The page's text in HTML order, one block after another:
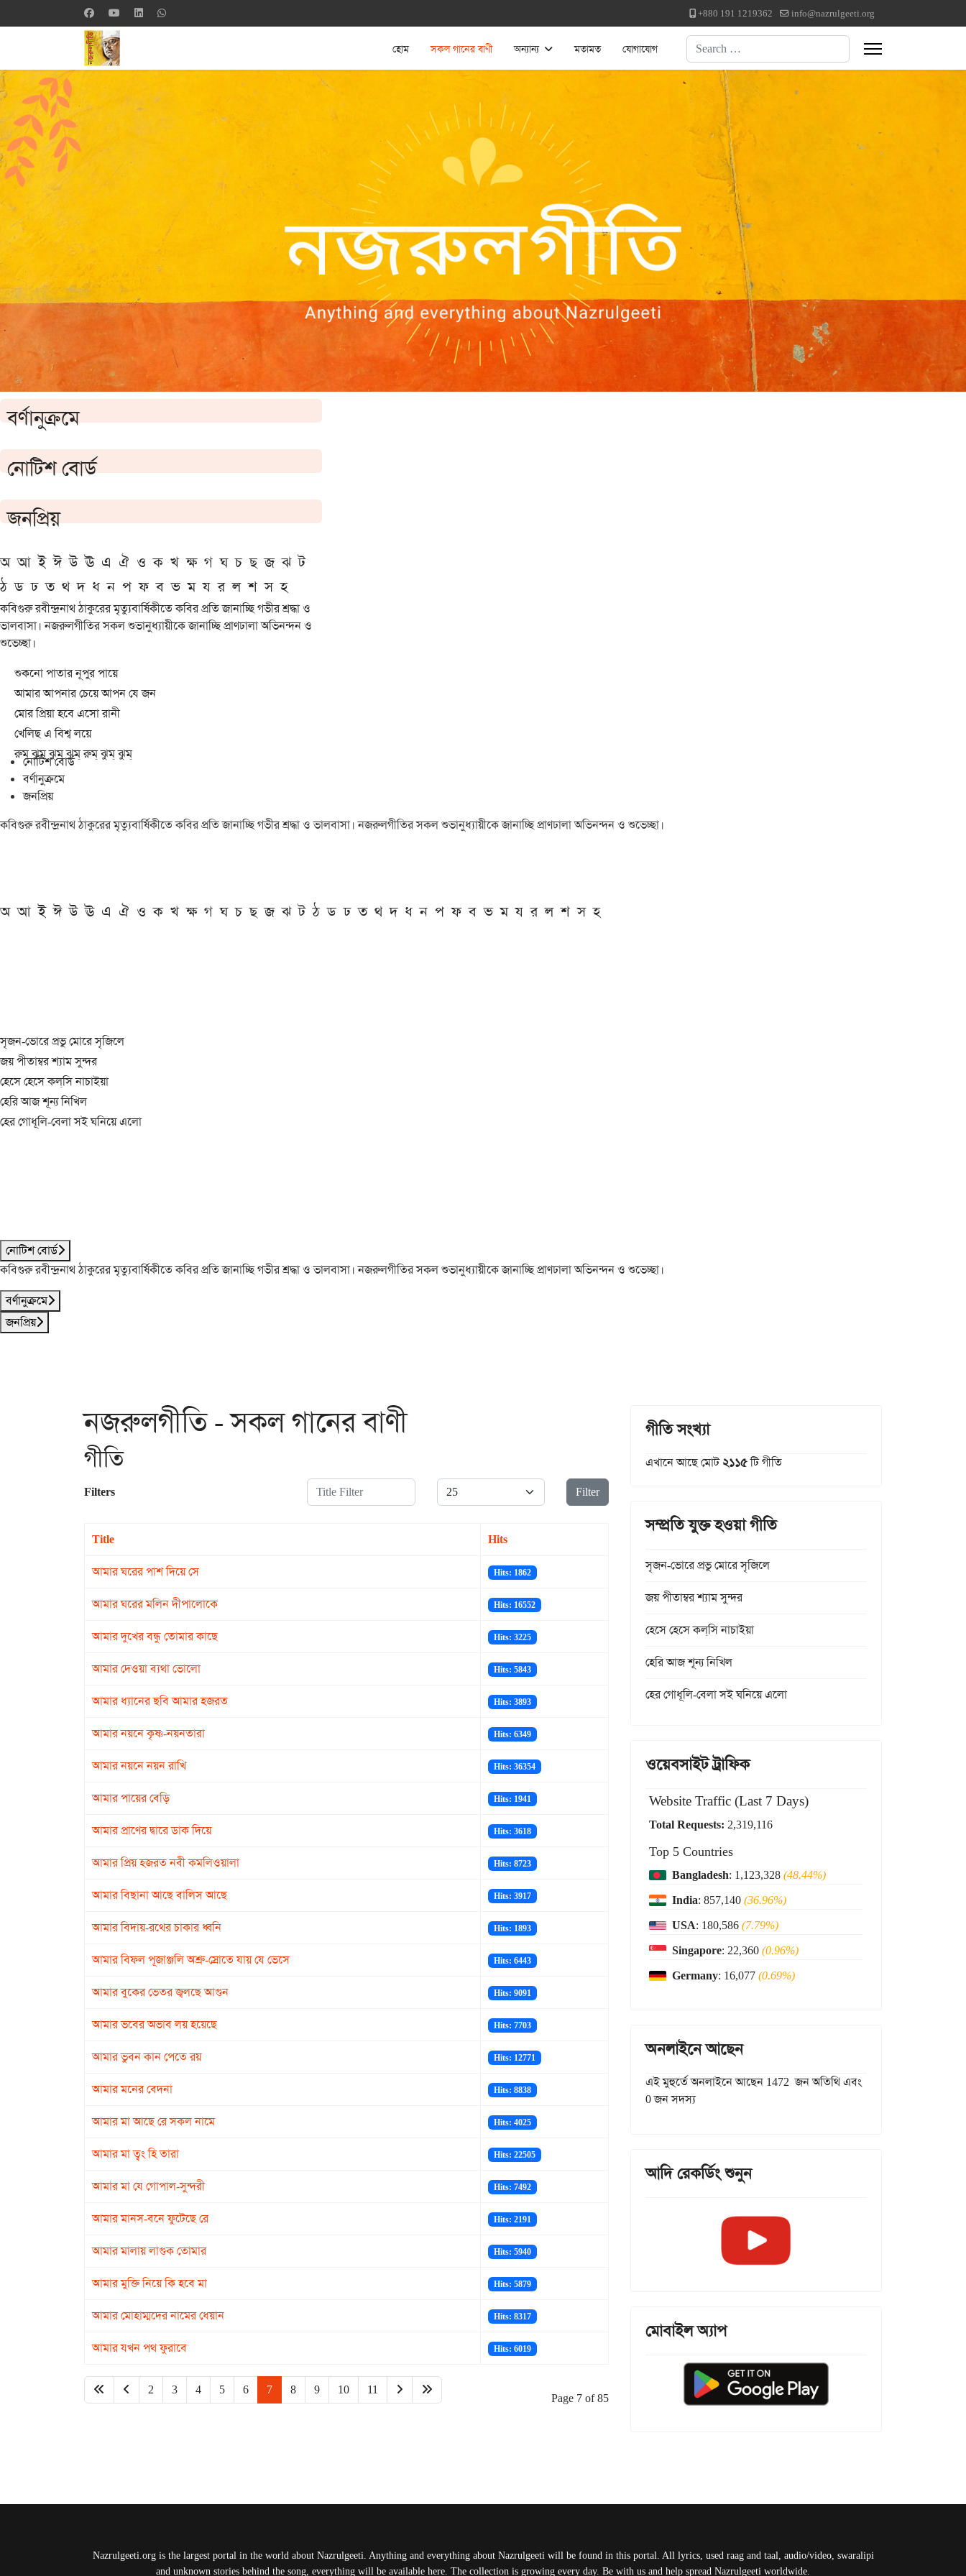
+880 191 1219362 info@nazrulgeeti.org
হোম সকল গানের বাণী অন্যান্য মতামত যোগাযোগ Search
বর্ণানুক্রমে
নোটিশ বোর্ড
জনপ্রিয়
অ আ ই ঈ উ ঊ এ ঐ ও ক খ ক্ষ গ ঘ চ ছ জ ঝ ট
ঠ ড ঢ ত থ দ ধ ন প ফ ব ভ ম য র ল শ স হ
কবিগুরু রবীন্দ্রনাথ ঠাকুরের মৃত্যুবার্ষিকীতে কবির প্রতি জানাচ্ছি গভীর শ্রদ্ধা ও
ভালবাসা। নজরুলগীতির সকল শুভানুধ্যায়ীকে জানাচ্ছি প্রাণঢালা অভিনন্দন ও
শুভেচ্ছা।
শুকনো পাতার নূপুর পায়ে
আমার আপনার চেয়ে আপন যে জন
মোর প্রিয়া হবে এসো রানী
খেলিছ এ বিশ্ব লয়ে
রুম্ ঝুম্ ঝুম্ ঝুম্ রুম্ ঝুম্ ঝুম্
নোটিশ বোর্ড
বর্ণানুক্রমে
জনপ্রিয়
কবিগুরু রবীন্দ্রনাথ ঠাকুরের মৃত্যুবার্ষিকীতে কবির প্রতি জানাচ্ছি গভীর শ্রদ্ধা ও ভালবাসা। নজরুলগীতির সকল শুভানুধ্যায়ীকে জানাচ্ছি প্রাণঢালা অভিনন্দন ও শুভেচ্ছা।
অ আ ই ঈ উ ঊ এ ঐ ও ক খ ক্ষ গ ঘ চ ছ জ ঝ ট ঠ ড ঢ ত থ দ ধ ন প ফ ব ভ ম য র ল শ স হ
সৃজন-ভোরে প্রভু মোরে সৃজিলে
জয় পীতাম্বর শ্যাম সুন্দর
হেসে হেসে কল্‌সি নাচাইয়া
হেরি আজ শূন্য নিখিল
হের গোধূলি-বেলা সই ঘনিয়ে এলো
নোটিশ বোর্ড
কবিগুরু রবীন্দ্রনাথ ঠাকুরের মৃত্যুবার্ষিকীতে কবির প্রতি জানাচ্ছি গভীর শ্রদ্ধা ও ভালবাসা। নজরুলগীতির সকল শুভানুধ্যায়ীকে জানাচ্ছি প্রাণঢালা অভিনন্দন ও শুভেচ্ছা।
বর্ণানুক্রমে
জনপ্রিয়
নজরুলগীতি - সকল গানের বাণী
গীতি
Filters Title Filter Display # Filter
Title Hits
আমার ঘরের পাশ দিয়ে সে Hits: 1862
আমার ঘরের মলিন দীপালোকে Hits: 16552
আমার দুখের বন্ধু তোমার কাছে Hits: 3225
আমার দেওয়া ব্যথা ভোলো Hits: 5843
আমার ধ্যানের ছবি আমার হজরত Hits: 3893
আমার নয়নে কৃষ্ণ-নয়নতারা Hits: 6349
আমার নয়নে নয়ন রাখি Hits: 36354
আমার পায়ের বেড়ি Hits: 1941
আমার প্রাণের দ্বারে ডাক দিয়ে Hits: 3618
আমার প্রিয় হজরত নবী কমলিওয়ালা Hits: 8723
আমার বিছানা আছে বালিস আছে Hits: 3917
আমার বিদায়-রথের চাকার ধ্বনি Hits: 1893
আমার বিফল পূজাঞ্জলি অশ্রু-স্রোতে যায় যে ভেসে Hits: 6443
আমার বুকের ভেতর জ্বলছে আগুন Hits: 9091
আমার ভবের অভাব লয় হয়েছে Hits: 7703
আমার ভুবন কান পেতে রয় Hits: 12771
আমার মনের বেদনা Hits: 8838
আমার মা আছে রে সকল নামে Hits: 4025
আমার মা ত্বং হি তারা Hits: 22505
আমার মা যে গোপাল-সুন্দরী Hits: 7492
আমার মানস-বনে ফুটেছে রে Hits: 2191
আমার মালায় লাগুক তোমার Hits: 5940
আমার মুক্তি নিয়ে কি হবে মা Hits: 5879
আমার মোহাম্মদের নামের ধেয়ান Hits: 8317
আমার যখন পথ ফুরাবে Hits: 6019
2 3 4 5 6 7 8 9 10 11
Page 7 of 85
গীতি সংখ্যা
এখানে আছে মোট২১১৫টি গীতি
সম্প্রতি যুক্ত হওয়া গীতি
সৃজন-ভোরে প্রভু মোরে সৃজিলে
জয় পীতাম্বর শ্যাম সুন্দর
হেসে হেসে কল্‌সি নাচাইয়া
হেরি আজ শূন্য নিখিল
হের গোধূলি-বেলা সই ঘনিয়ে এলো
ওয়েবসাইট ট্রাফিক
Website Traffic (Last 7 Days)
Total Requests: 2,319,116
Top 5 Countries
Bangladesh: 1,123,328(48.44%)
India: 857,140(36.96%)
USA: 180,586(7.79%)
Singapore: 22,360(0.96%)
Germany: 16,077(0.69%)
অনলাইনে আছেন
এই মুহুর্তে অনলাইনে আছেন 1472 জন অতিথি এবং
0 জন সদস্য
আদি রেকর্ডিং শুনুন
মোবাইল অ্যাপ
Nazrulgeeti.org is the largest portal in the world about Nazrulgeeti. Anything and everything about Nazrulgeeti will be found in this portal. All lyrics, used raag and taal, audio/video, swaralipi
and unknown stories behind the song, everything will be available here. The collection is growing every day. Be with us and help spread Nazrulgeeti worldwide.